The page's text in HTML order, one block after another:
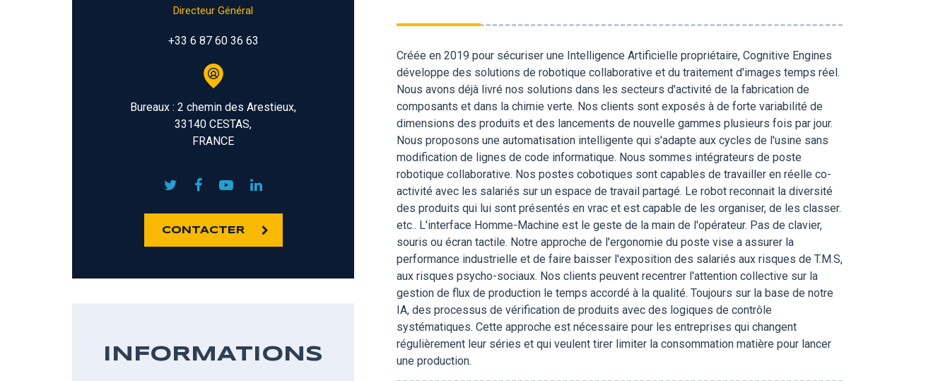
Directeur Général
+33 6 87 60 36 63
Bureaux : 2 chemin des Arestieux,
33140 CESTAS,
FRANCE
CONTACTER
INFORMATIONS
Créée en 2019 pour sécuriser une Intelligence Artificielle propriétaire, Cognitive Engines
développe des solutions de robotique collaborative et du traitement d'images temps réel.
Nous avons déjà livré nos solutions dans les secteurs d'activité de la fabrication de
composants et dans la chimie verte. Nos clients sont exposés à de forte variabilité de
dimensions des produits et des lancements de nouvelle gammes plusieurs fois par jour.
Nous proposons une automatisation intelligente qui s'adapte aux cycles de l'usine sans
modification de lignes de code informatique. Nous sommes intégrateurs de poste
robotique collaborative. Nos postes cobotiques sont capables de travailler en réelle co-
activité avec les salariés sur un espace de travail partagé. Le robot reconnait la diversité
des produits qui lui sont présentés en vrac et est capable de les organiser, de les classer.
etc.. L'interface Homme-Machine est le geste de la main de l'opérateur. Pas de clavier,
souris ou écran tactile. Notre approche de l'ergonomie du poste vise a assurer la
performance industrielle et de faire baisser l'exposition des salariés aux risques de T.M.S,
aux risques psycho-sociaux. Nos clients peuvent recentrer l'attention collective sur la
gestion de flux de production le temps accordé à la qualité. Toujours sur la base de notre
IA, des processus de vérification de produits avec des logiques de contrôle
systématiques. Cette approche est nécessaire pour les entreprises qui changent
régulièrement leur séries et qui veulent tirer limiter la consommation matière pour lancer
une production.